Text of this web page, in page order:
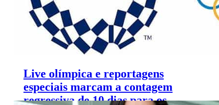
Live olímpica e reportagens
especiais marcam a contagem
regressiva de 10 dias para os